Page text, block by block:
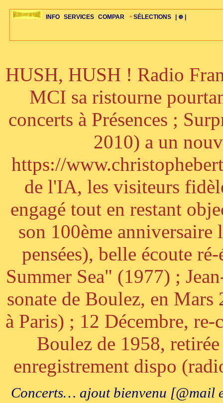
INFO
ÉDITORIAUX ACTUS-CONCERTS HISTOIRE PAYS STYLES-ÉCOLES
SERVICES
MAJ-LISTE ARCH-CONCERTS LIENS RADIOS VIDÉOS PLAN FAQS
COMPAR
SÉLECTION GUIDE-EXPRESS ŒUVRES BIOGRAPHIES PERSPECTIVE
SÉLECTIONS
SÉLECTION COMPOS-INTRO COMPO-INDIV ŒUVRES-INDIV
| ⊕ |
20ÈME PARAL 1001 CD TOP-REC BONUS-ROMANS BONUS-FILMS
CELLO-C
ALTO-C
VIOLON-C
PIANO-CONC GRAND-
HUSH, HUSH ! Radio
MCI sa ristourne
concerts à Présences ;
2010) a un
https://
de l'IA, les visiteurs
engagé tout en restant
son 100ème
pensées), belle écoute
Summer Sea" (1977) ;
sonate de Boulez, en
à Paris) ; 12 Décembre,
Boulez de 1958,
enregistrement dispo
Concerts… ajout bienvenu [@mail